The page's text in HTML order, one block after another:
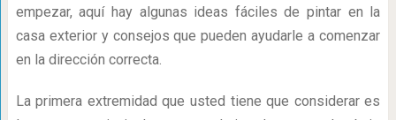
empezar, aquí hay algunas ideas fáciles de pintar en la
casa exterior y consejos que pueden ayudarle a comenzar
en la dirección correcta.
La primera extremidad que usted tiene que considerar es